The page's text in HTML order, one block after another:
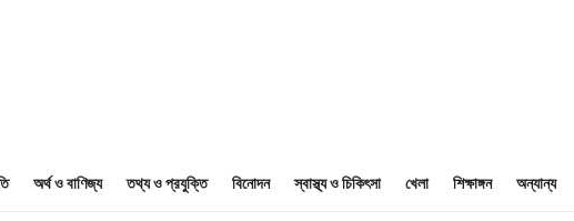
অর্থ ও বাণিজ্য তথ্য ও প্রযুক্তি বিনোদন স্বাস্থ্য ও চিকিৎসা খেলা শিক্ষাঙ্গন অন্যান্য